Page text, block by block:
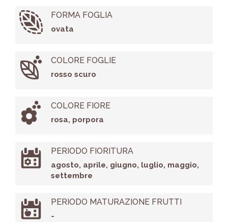
FORMA FOGLIA
ovata
COLORE FOGLIE
rosso scuro
COLORE FIORE
rosa, porpora
PERIODO FIORITURA
agosto, aprile, giugno, luglio, maggio,
settembre
PERIODO MATURAZIONE FRUTTI
-